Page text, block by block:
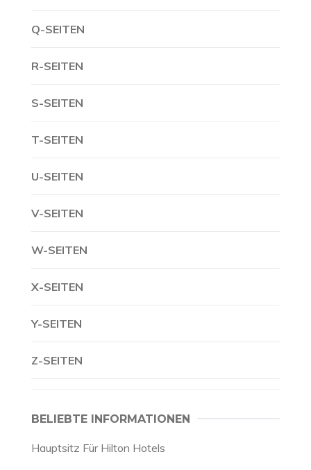
Q-SEITEN
R-SEITEN
S-SEITEN
T-SEITEN
U-SEITEN
V-SEITEN
W-SEITEN
X-SEITEN
Y-SEITEN
Z-SEITEN
BELIEBTE INFORMATIONEN
Hauptsitz Für Hilton Hotels